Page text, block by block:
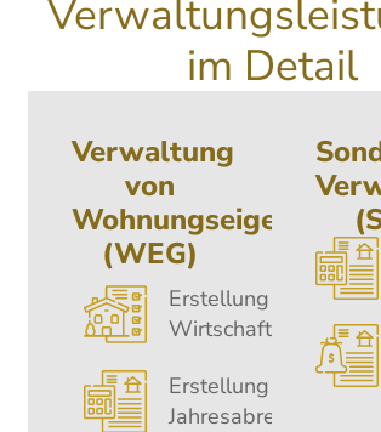
im Detail
Verwaltung
von
(WEG)
Erstellung des
Wirtschaftsplans
Erstellung der
Jahresabrechnung